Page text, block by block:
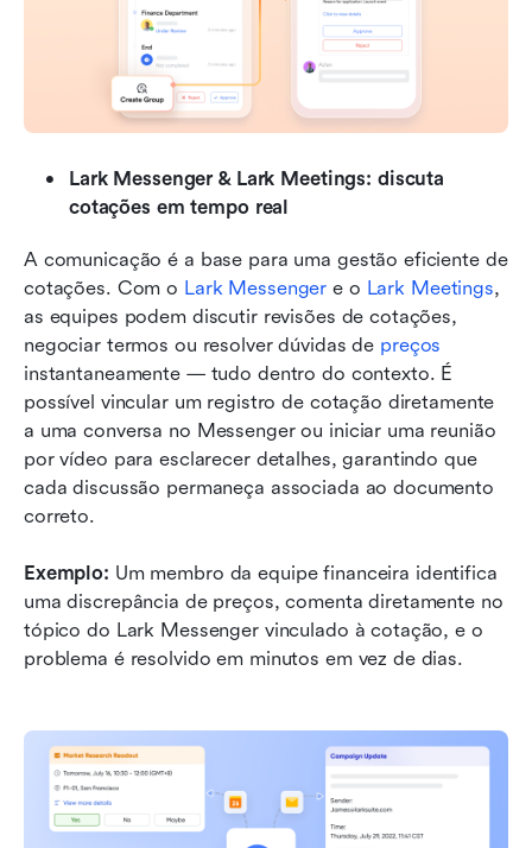
Lark Messenger & Lark Meetings: discuta
cotações em tempo real
A comunicação é a base para uma gestão eficiente de
cotações. Com o Lark Messenger e o Lark Meetings,
as equipes podem discutir revisões de cotações,
negociar termos ou resolver dúvidas de preços
instantaneamente — tudo dentro do contexto. É
possível vincular um registro de cotação diretamente
a uma conversa no Messenger ou iniciar uma reunião
por vídeo para esclarecer detalhes, garantindo que
cada discussão permaneça associada ao documento
correto.
Exemplo: Um membro da equipe financeira identifica
uma discrepância de preços, comenta diretamente no
tópico do Lark Messenger vinculado à cotação, e o
problema é resolvido em minutos em vez de dias.